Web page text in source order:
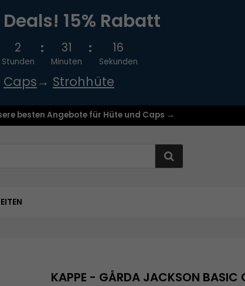
15% Rabatt
2
Stunden
31
Minuten
16
Sekunden
Caps→ Strohhüte
besten Angebote für Hüte und Caps →
KAPPE - GÅRDA JACKSON